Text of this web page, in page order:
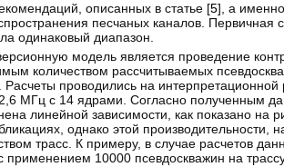
описанных в статье [5], а
песчаных каналов. Первичная
одинаковый диапазон.
модель является проведение
количеством рассчитываемых
проводились на
МГц с 14 ядрами. Согласно полученным
линейной зависимости, как показано на
однако этой производительности,
трасс. К примеру, в случае расчетов
10000 псевдоскважин на